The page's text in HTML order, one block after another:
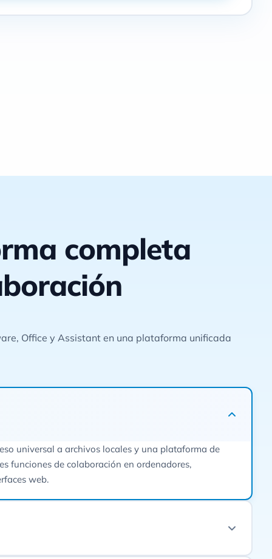
completa
Office y Assistant en una plataforma unificada
universal a archivos locales y una plataforma de
funciones de colaboración en ordenadores,
web.